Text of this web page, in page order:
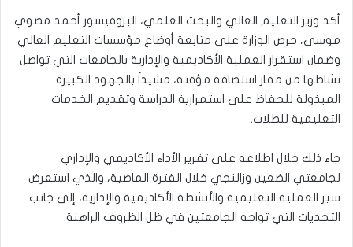
أكد وزير التعليم العالي والبحث العلمي، البروفيسور أحمد مضوي
موسى، حرص الوزارة على متابعة أوضاع مؤسسات التعليم العالي
وضمان استقرار العملية الأكاديمية والإدارية بالجامعات التي تواصل
نشاطها من مقار استضافة مؤقتة، مشيداً بالجهود الكبيرة
المبذولة للحفاظ على استمرارية الدراسة وتقديم الخدمات
التعليمية للطلاب.
جاء ذلك خلال اطلاعه على تقرير الأداء الأكاديمي والإداري
لجامعتي الضعين وزالنجي خلال الفترة الماضية، والذي استعرض
سير العملية التعليمية والأنشطة الأكاديمية والإدارية، إلى جانب
التحديات التي تواجه الجامعتين في ظل الظروف الراهنة.